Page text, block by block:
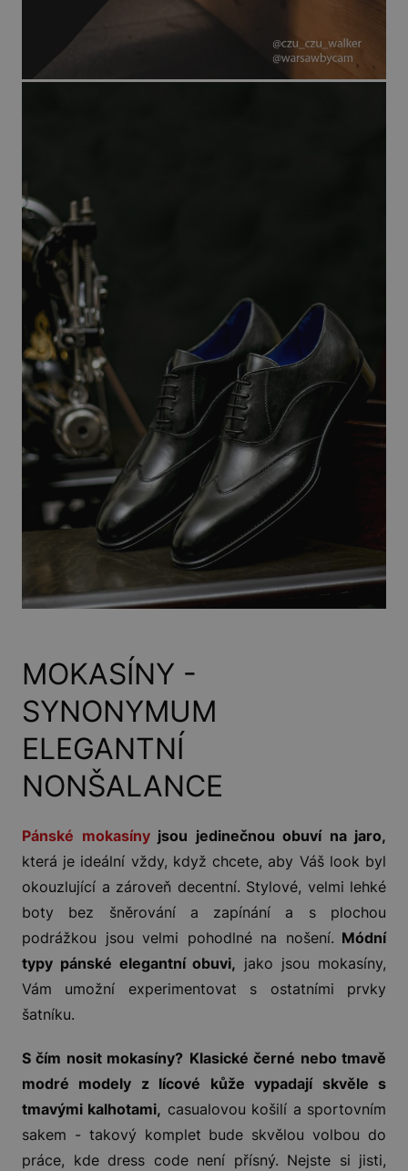
MOKASÍNY -
SYNONYMUM
ELEGANTNÍ
NONŠALANCE
Pánské mokasínyjsou jedinečnou obuví na jaro,
která je ideální vždy, když chcete, aby Váš look byl
okouzlující a zároveň decentní. Stylové, velmi lehké
boty bez šněrování a zapínání a s plochou
podrážkou jsou velmi pohodlné na nošení. Módní
typy pánské elegantní obuvi, jako jsou mokasíny,
Vám umožní experimentovat s ostatními prvky
šatníku.
S čím nosit mokasíny? Klasické černé nebo tmavě
modré modely z lícové kůže vypadají skvěle s
tmavými kalhotami, casualovou košilí a sportovním
sakem - takový komplet bude skvělou volbou do
práce, kde dress code není přísný. Nejste si jisti,